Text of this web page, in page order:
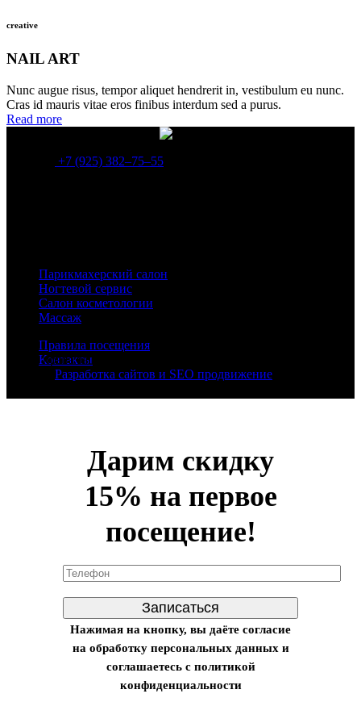
creative
NAIL ART
Nunc augue risus, tempor aliquet hendrerit in, vestibulum eu nunc.
Cras id mauris vitae eros finibus interdum sed a purus.
Read more
+7 (925) 382‒75‒55
Парикмахерский салон
Ногтевой сервис
Салон косметологии
Массаж
Правила посещения
Контакты
© Все права защищены - 2026 - Duran Studio - салон красоты в
Разработка сайтов и SEO продвижение
Дарим скидку
15% на первое
посещение!
Нажимая на кнопку, вы даёте согласие
на обработку персональных данных и
соглашаетесь с политикой
конфиденциальности